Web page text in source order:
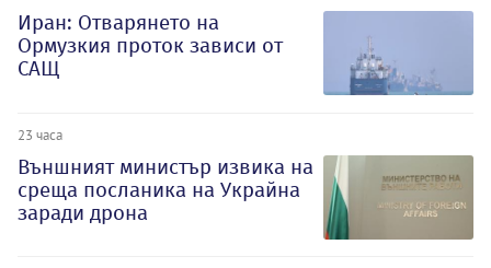
Иран: Отварянето на
Ормузкия проток зависи от
САЩ
23 часа
Външният министър извика на
среща посланика на Украйна
заради дрона